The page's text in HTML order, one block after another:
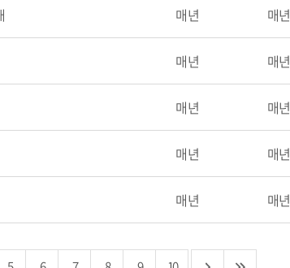
매년 매년
매년 매년
매년 매년
매년 매년
매년 매년